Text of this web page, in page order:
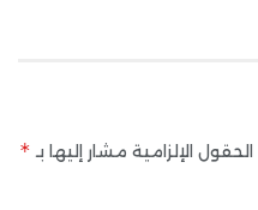
الحقول الإلزامية مشار إليها بـ *